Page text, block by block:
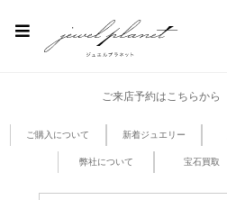
ご来店予約はこちらから
ご購入について 新着ジュエリー
弊社について 宝石買取